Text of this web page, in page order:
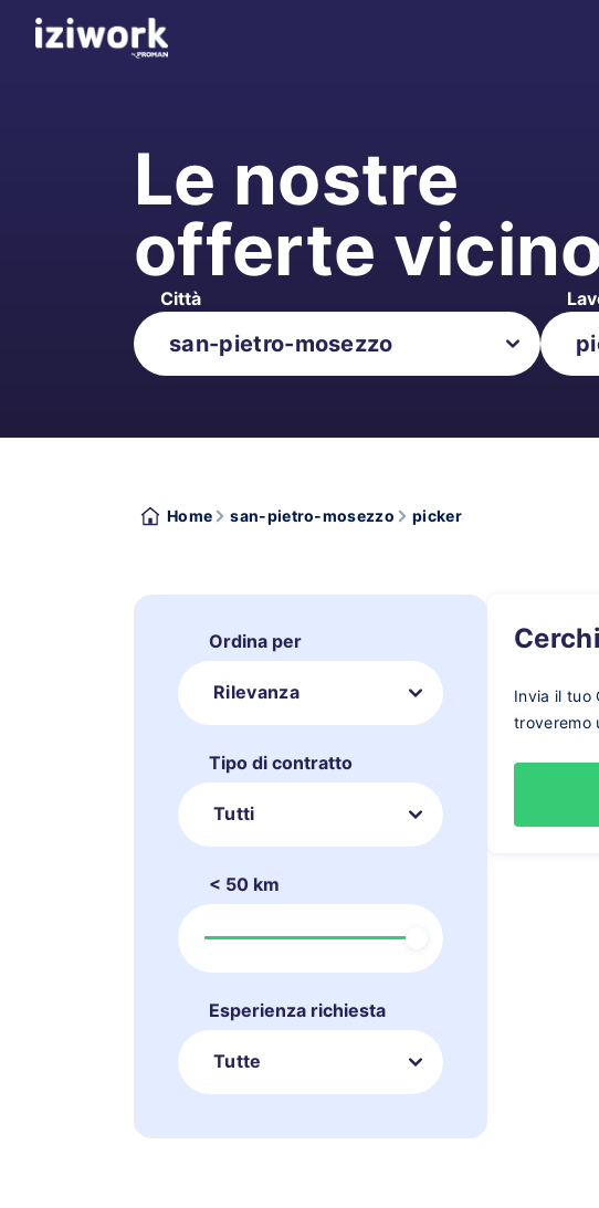
Le nostre
offerte
Città
Home san-pietro-mosezzo picker
Ordina per
Rilevanza
Tipo di contratto
Tutti
< 50 km
Esperienza richiesta
Tutte
Invia il tuo
troveremo